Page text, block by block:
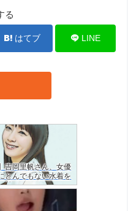
る
はてブ LINE
吉岡里帆さん、女優
とんでもない水着を
着てしまう